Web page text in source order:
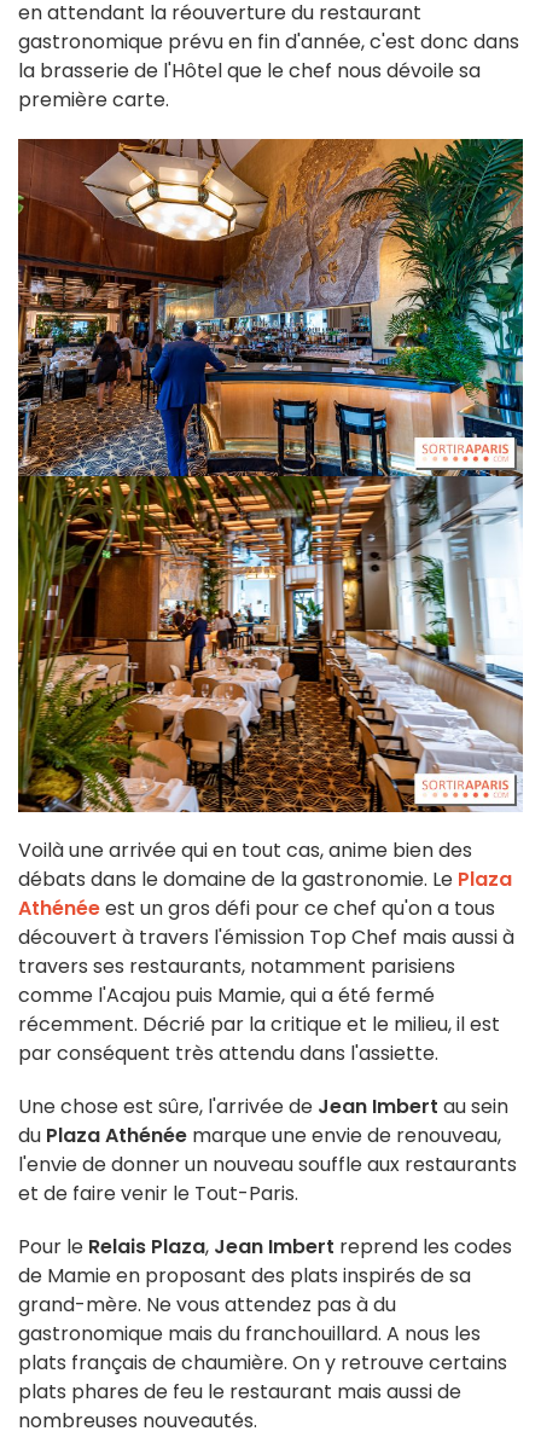
en attendant la réouverture du restaurant
gastronomique prévu en fin d'année, c'est donc dans
la brasserie de l'Hôtel que le chef nous dévoile sa
première carte.
Voilà une arrivée qui en tout cas, anime bien des
débats dans le domaine de la gastronomie. Le Plaza
Athénéeest un gros défi pour ce chef qu'on a tous
découvert à travers l'émission Top Chef mais aussi à
travers ses restaurants, notamment parisiens
comme l'Acajou puis Mamie, qui a été fermé
récemment. Décrié par la critique et le milieu, il est
par conséquent très attendu dans l'assiette.
Une chose est sûre, l'arrivée de Jean Imbert au sein
du Plaza Athénée marque une envie de renouveau,
l'envie de donner un nouveau souffle aux restaurants
et de faire venir le Tout-Paris.
Pour le Relais Plaza, Jean Imbert reprend les codes
de Mamie en proposant des plats inspirés de sa
grand-mère. Ne vous attendez pas à du
gastronomique mais du franchouillard. A nous les
plats français de chaumière. On y retrouve certains
plats phares de feu le restaurant mais aussi de
nombreuses nouveautés.